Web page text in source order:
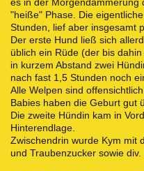
"heiße" Phase. Die
Stunden, lief aber insgesamt
Der erste Hund ließ sich
üblich ein Rüde (der bis
in kurzem Abstand zwei
nach fast 1,5 Stunden noch
Alle Welpen sind
Babies haben die Geburt gut
Die zweite Hündin kam in
Hinterendlage.
Zwischendrin wurde Kym mit
und Traubenzucker sowie